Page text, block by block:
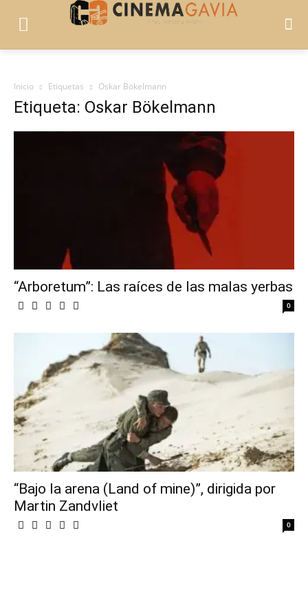
Inicio Etiquetas Oskar Bökelmann
Etiqueta: Oskar Bökelmann
“Arboretum”: Las raíces de las malas yerbas
0
“Bajo la arena (Land of mine)”, dirigida por
Martin Zandvliet
0